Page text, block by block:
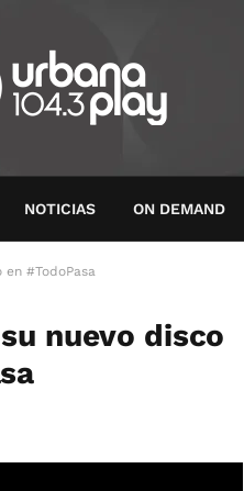
NOTICIAS ON DEMAND
#TodoPasa
nuevo disco